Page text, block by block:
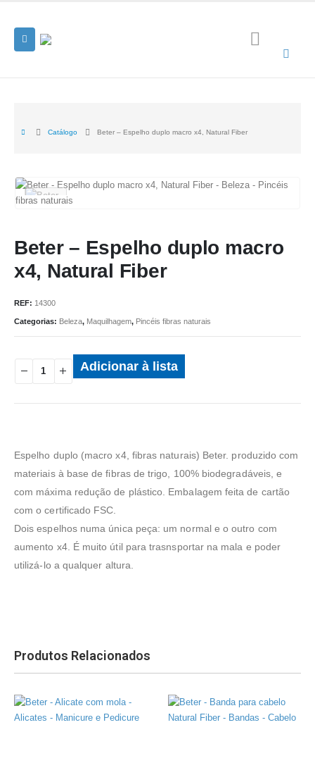
Catálogo Beter – Espelho duplo macro x4, Natural Fiber
Beter – Espelho duplo macro
x4, Natural Fiber
REF: 14300
Categorias: Beleza, Maquilhagem, Pincéis fibras naturais
Adicionar à lista
Espelho duplo (macro x4, fibras naturais) Beter. produzido com
materiais à base de fibras de trigo, 100% biodegradáveis, e
com máxima redução de plástico. Embalagem feita de cartão
com o certificado FSC.
Dois espelhos numa única peça: um normal e o outro com
aumento x4. É muito útil para trasnsportar na mala e poder
utilizá-lo a qualquer altura.
Produtos Relacionados